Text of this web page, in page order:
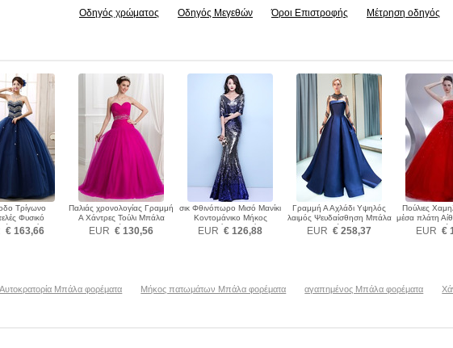
Οδηγός χρώματος Οδηγός Μεγεθών Όροι Επιστροφής Μέτρηση οδηγός
Τρίγωνο
Φυσικό
Μπάλα
€ 163,66
Παλιάς χρονολογίας Γραμμή
Α Χάντρες Τούλι Μπάλα
φορέματα
EUR € 130,56
σικ Φθινόπωρο Μισό Μανίκι
Κοντομάνικο Μήκος
πατωμάτων Μπάλα
φορέματα
EUR € 126,88
Γραμμή Α Αχλάδι Υψηλός
λαιμός Ψευδαίσθηση Μπάλα
φορέματα
EUR € 258,37
Πούλιες
μέσα πλάτη
EUR €
Αυτοκρατορία Μπάλα φορέματα Μήκος πατωμάτων Μπάλα φορέματα αγαπημένος Μπάλα φορέματα